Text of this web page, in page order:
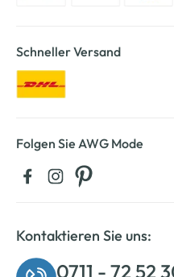
Schneller Versand
Folgen Sie AWG Mode
Kontaktieren Sie uns:
0711 - 72 52